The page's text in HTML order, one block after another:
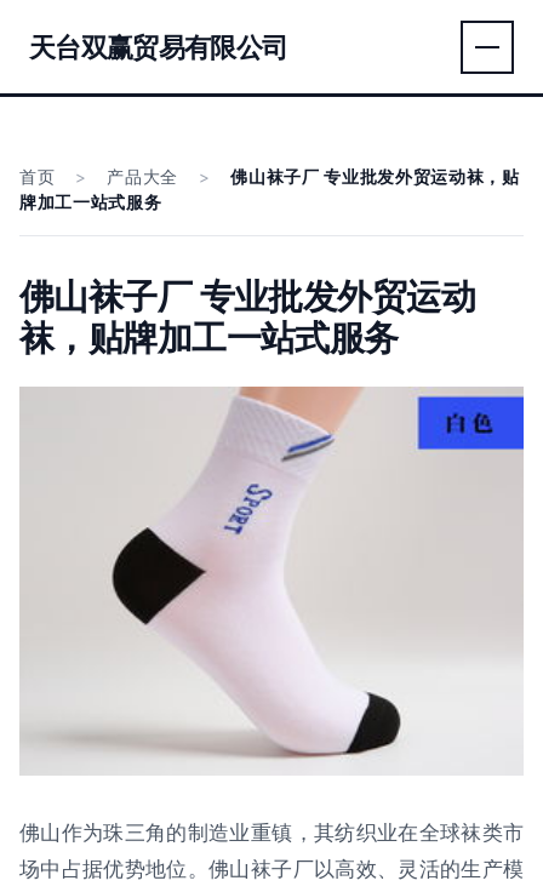
天台双赢贸易有限公司
首页 > 产品大全 >
佛山袜子厂 专业批发外贸运动袜，贴
牌加工一站式服务
佛山袜子厂 专业批发外贸运动
袜，贴牌加工一站式服务
佛山作为珠三角的制造业重镇，其纺织业在全球袜类市
场中占据优势地位。佛山袜子厂以高效、灵活的生产模